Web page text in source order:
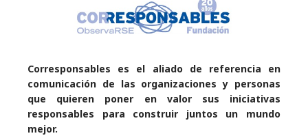
Corresponsables es el aliado de referencia en
comunicación de las organizaciones y personas
que quieren poner en valor sus iniciativas
responsables para construir juntos un mundo
mejor.